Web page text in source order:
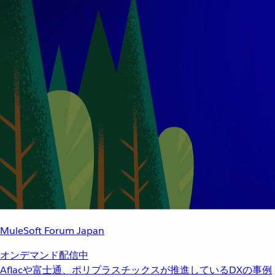
MuleSoft Forum Japan
オンデマンド配信中
Aflacや富士通、ポリプラスチックスが推進しているDXの事例